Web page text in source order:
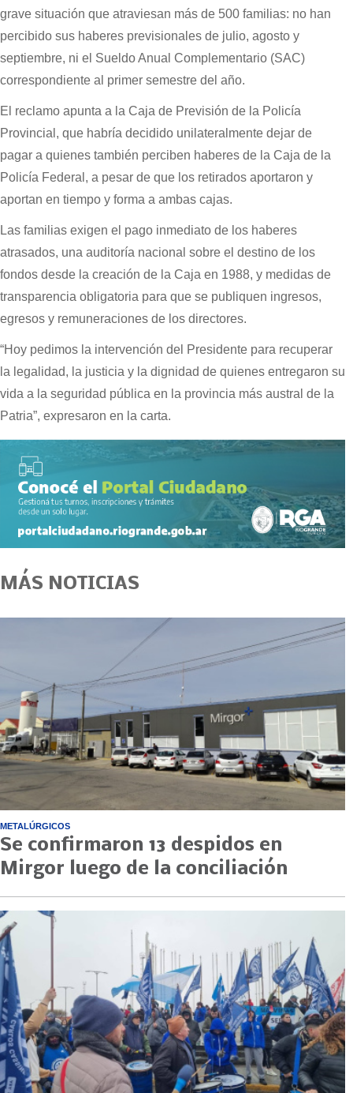
grave situación que atraviesan más de 500 familias: no han
percibido sus haberes previsionales de julio, agosto y
septiembre, ni el Sueldo Anual Complementario (SAC)
correspondiente al primer semestre del año.
El reclamo apunta a la Caja de Previsión de la Policía
Provincial, que habría decidido unilateralmente dejar de
pagar a quienes también perciben haberes de la Caja de la
Policía Federal, a pesar de que los retirados aportaron y
aportan en tiempo y forma a ambas cajas.
Las familias exigen el pago inmediato de los haberes
atrasados, una auditoría nacional sobre el destino de los
fondos desde la creación de la Caja en 1988, y medidas de
transparencia obligatoria para que se publiquen ingresos,
egresos y remuneraciones de los directores.
“Hoy pedimos la intervención del Presidente para recuperar
la legalidad, la justicia y la dignidad de quienes entregaron su
vida a la seguridad pública en la provincia más austral de la
Patria”, expresaron en la carta.
MÁS NOTICIAS
METALÚRGICOS
Se confirmaron 13 despidos en
Mirgor luego de la conciliación